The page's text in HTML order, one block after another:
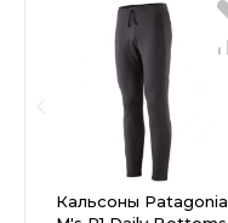
Кальсоны Patagonia